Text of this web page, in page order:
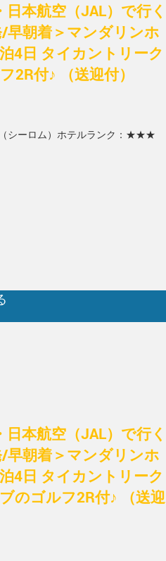
日本航空（JAL）で行く
早朝着＞マンダリンホ
4日 タイカントリーク
付♪ （送迎付）
シーロム） ホテルランク：★★★
日本航空（JAL）で行く
早朝着＞マンダリンホ
4日 タイカントリーク
のゴルフ2R付♪ （送迎